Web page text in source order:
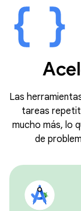
Las
tareas
mucho más, lo
de